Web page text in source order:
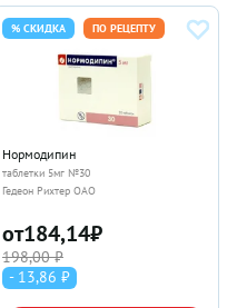
% СКИДКА ПО РЕЦЕПТУ
Нормодипин
таблетки 5мг №30
Гедеон Рихтер ОАО
от184,14₽
198,00 ₽
- 13,86 ₽